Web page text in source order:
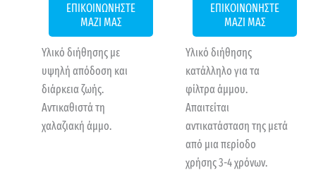
ΕΠΙΚΟΙΝΩΝΗΣΤΕ
ΜΑΖΙ ΜΑΣ
Υλικό διήθησης με
υψηλή απόδοση και
διάρκεια ζωής.
Αντικαθιστά τη
χαλαζιακή άμμο.
ΕΠΙΚΟΙΝΩΝΗΣΤΕ
ΜΑΖΙ ΜΑΣ
Υλικό διήθησης
κατάλληλο για τα
φίλτρα άμμου.
Απαιτείται
αντικατάσταση της μετά
από μια περίοδο
χρήσης 3-4 χρόνων.